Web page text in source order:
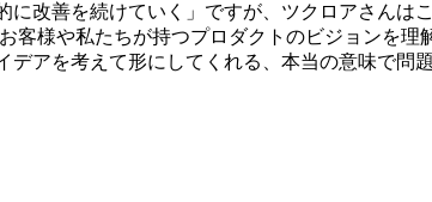
改善を続けていく」ですが、ツクロアさんは
様や私たちが持つプロダクトのビジョンを理
アを考えて形にしてくれる、本当の意味で問